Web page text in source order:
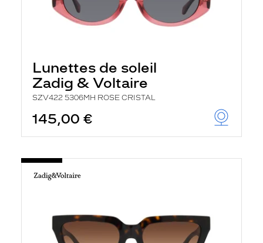
Lunettes de soleil
Zadig & Voltaire
SZV422 5306MH ROSE CRISTAL
145,00 €